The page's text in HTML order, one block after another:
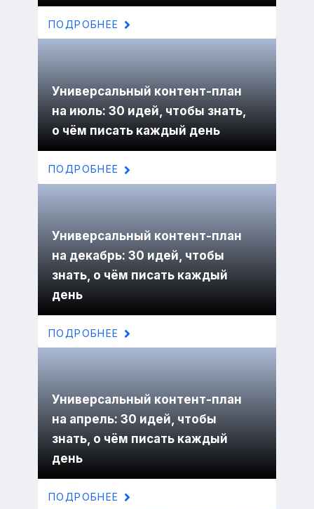
ПОДРОБНЕЕ
Универсальный контент-план
на июль: 30 идей, чтобы знать,
о чём писать каждый день
ПОДРОБНЕЕ
Универсальный контент-план
на декабрь: 30 идей, чтобы
знать, о чём писать каждый
день
ПОДРОБНЕЕ
Универсальный контент-план
на апрель: 30 идей, чтобы
знать, о чём писать каждый
день
ПОДРОБНЕЕ